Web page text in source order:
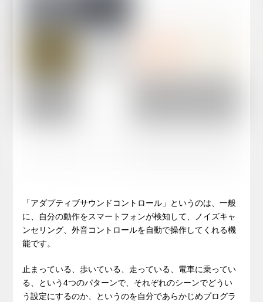
「アダプティブサウンドコントロール」というのは、一般
に、自分の動作をスマートフォンが検知して、ノイズキャ
ンセリング、外音コントロールを自動で操作してくれる機
能です。
止まっている、歩いている、走っている、電車に乗ってい
る、という4つのパターンで、それぞれのシーンでどうい
う設定にするのか、というのを自分であらかじめプログラ